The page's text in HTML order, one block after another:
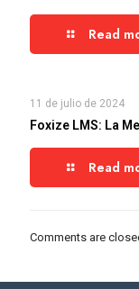
Read
11 de julio de 2024
Foxize LMS: La
Read
Comments are